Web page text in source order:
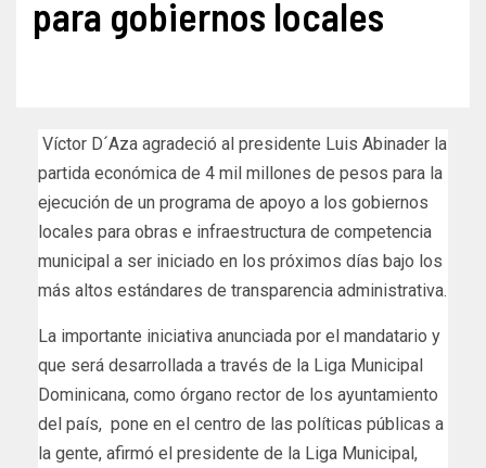
para gobiernos locales
Víctor D´Aza agradeció al presidente Luis Abinader la
partida económica de 4 mil millones de pesos para la
ejecución de un programa de apoyo a los gobiernos
locales para obras e infraestructura de competencia
municipal a ser iniciado en los próximos días bajo los
más altos estándares de transparencia administrativa.
La importante iniciativa anunciada por el mandatario y
que será desarrollada a través de la Liga Municipal
Dominicana, como órgano rector de los ayuntamiento
del país, pone en el centro de las políticas públicas a
la gente, afirmó el presidente de la Liga Municipal,